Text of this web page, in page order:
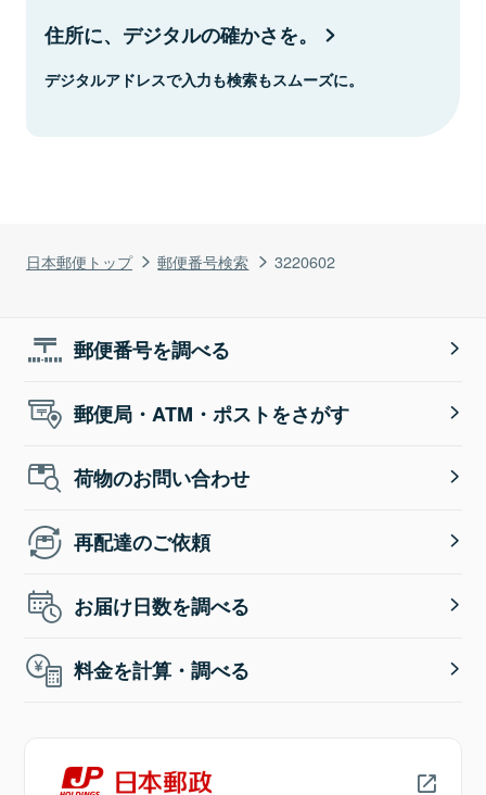
日本郵便トップ 郵便番号検索 3220602
住所に、デジタルの確かさを。
デジタルアドレスで入力も検索もスムーズに。
郵便番号を調べる
郵便局・ATM・ポストをさがす
荷物のお問い合わせ
再配達のご依頼
お届け日数を調べる
料金を計算・調べる